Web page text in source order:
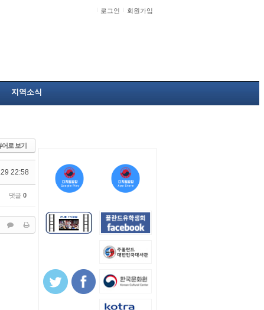
로그인 회원가입
지역소식
어로 보기
22:58
댓글 0